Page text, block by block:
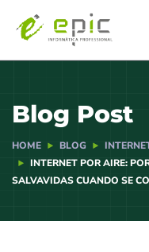
Blog Post
HOME BLOG
INTERNET POR AIRE:
SALVAVIDAS CUANDO SE